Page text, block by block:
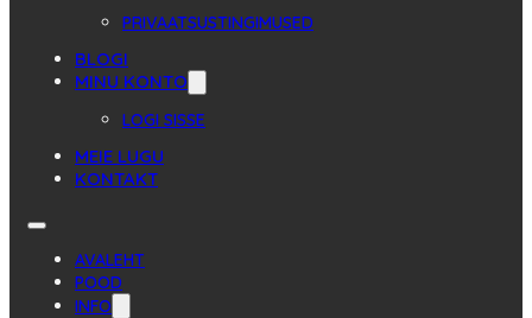
PRIVAATSUSTINGIMUSED
BLOGI
MINU KONTO
LOGI SISSE
MEIE LUGU
KONTAKT
AVALEHT
POOD
INFO